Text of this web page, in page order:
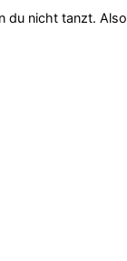
nicht tanzt.